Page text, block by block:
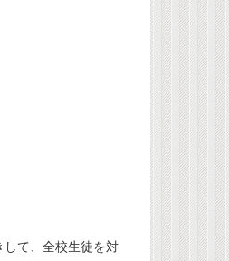
て、全校生徒を対